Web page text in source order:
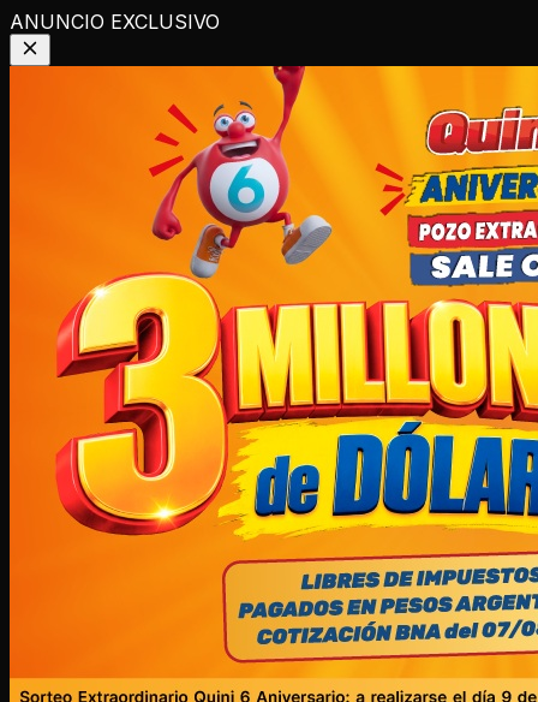
ANUNCIO EXCLUSIVO